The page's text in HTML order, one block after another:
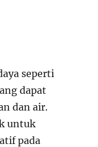
seperti
dapat
dan air.
untuk
pada